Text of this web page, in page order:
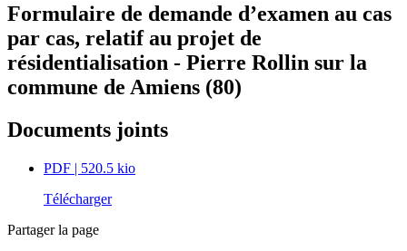
Formulaire de demande d’examen au cas
par cas, relatif au projet de
résidentialisation - Pierre Rollin sur la
commune de Amiens (80)
Documents joints
PDF | 520.5 kio
Télécharger
Partager la page